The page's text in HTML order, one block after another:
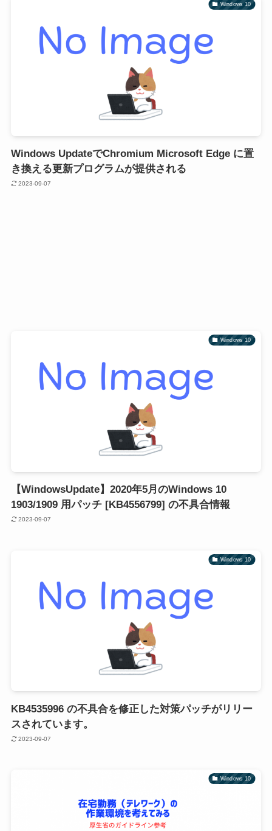
Windows 10
Windows UpdateでChromium Microsoft Edge に置
き換える更新プログラムが提供される
2023-09-07
Windows 10
【WindowsUpdate】2020年5月のWindows 10
1903/1909 用パッチ [KB4556799] の不具合情報
2023-09-07
Windows 10
KB4535996 の不具合を修正した対策パッチがリリー
スされています。
2023-09-07
Windows 10